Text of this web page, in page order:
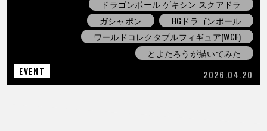
ドラゴンボール ゲキシン スクアドラ
ガシャポン
HGドラゴンボール
ワールドコレクタブルフィギュア(WCF)
とよたろうが描いてみた
EVENT
2026.04.20